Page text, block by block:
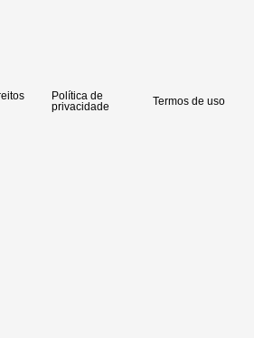
Política de
privacidade
Termos de uso